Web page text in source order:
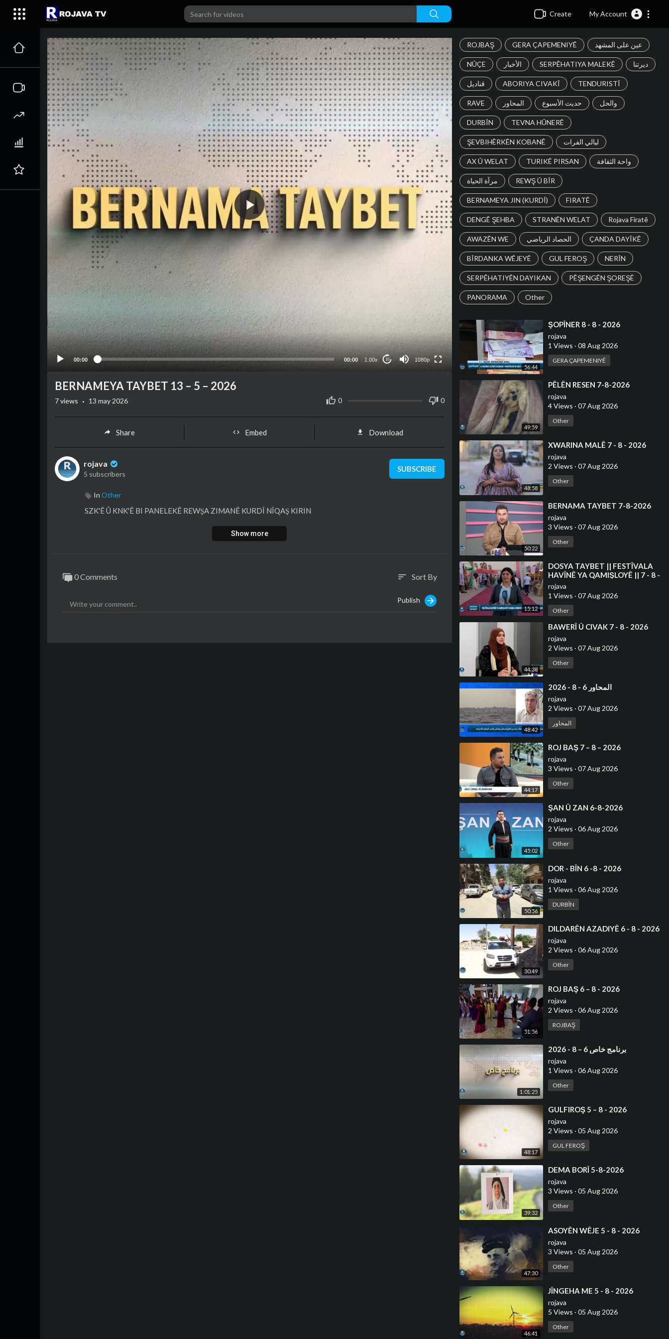
Create My Account
00:00 00:00 1.00x 10 1080p
480p
ROJBAŞ GERA ÇAPEMENIYÊ عين على المشهد
NÛÇE الأخبار SERPÊHATIYA MALEKÊ ديرتنا
قناديل ABORIYA CIVAKÎ TENDURISTÎ
RAVE المحاور حديث الأسبوع والحل
DURBÎN TEVNA HÛNERÊ
ŞEVBIHÊRKÊN KOBANÊ ليالي الفرات
AX Û WELAT TURIKÊ PIRSAN واحة الثقافة
مرآة الحياة REWŞ Û BÎR
BERNAMEYA JIN (KURDÎ) FIRATÊ
DENGÊ ŞEHBA STRANÊN WELAT Rojava Firatê
AWAZÊN WE الحصاد الرياضي ÇANDA DAYÎKÊ
BÎRDANKA WÊJEYÊ GUL FEROŞ NERÎN
SERPÊHATIYÊN DAYIKAN PÊŞENGÊN ŞOREŞÊ
PANORAMA Other
56:44
⁣⁣ŞOPÎNER 8 - 8 - 2026
rojava
1 Views · 08 Aug 2026
GERA ÇAPEMENIYÊ
49:59
⁣PÊLÊN RESEN 7-8-2026
rojava
4 Views · 07 Aug 2026
Other
48:58
⁣XWARINA MALÊ 7 - 8 - 2026
rojava
2 Views · 07 Aug 2026
Other
50:22
⁣BERNAMA TAYBET 7-8-2026
rojava
3 Views · 07 Aug 2026
Other
15:12
⁣DOSYA TAYBET || FESTÎVALA
HAVÎNÊ YA QAMIŞLOYÊ || 7 - 8 -
2026
rojava
1 Views · 07 Aug 2026
Other
44:38
⁣BAWERÎ Û CIVAK 7 - 8 - 2026
rojava
2 Views · 07 Aug 2026
Other
48:42
⁣المحاور 6 - 8 - 2026
rojava
2 Views · 07 Aug 2026
المحاور
44:17
⁣ROJ BAŞ 7 – 8 – 2026
rojava
3 Views · 07 Aug 2026
Other
45:02
⁣ŞAN Û ZAN 6-8-2026
rojava
2 Views · 06 Aug 2026
Other
50:56
⁣DOR - BÎN 6 -8 - 2026
rojava
1 Views · 06 Aug 2026
DURBÎN
30:49
⁣DILDARÊN AZADIYÊ 6 - 8 - 2026
rojava
2 Views · 06 Aug 2026
Other
51:56
⁣ROJ BAŞ 6 – 8 - 2026
rojava
2 Views · 06 Aug 2026
ROJBAŞ
1:01:25
⁣برنامج خاص 6 – 8 - 2026
rojava
1 Views · 06 Aug 2026
Other
48:17
⁣GULFIROŞ 5 – 8 - 2026
rojava
2 Views · 05 Aug 2026
GUL FEROŞ
39:32
⁣DEMA BORÎ 5-8-2026
rojava
3 Views · 05 Aug 2026
Other
47:30
⁣ASOYÊN WÊJE 5 - 8 - 2026
rojava
3 Views · 05 Aug 2026
Other
46:41
⁣JÎNGEHA ME 5 - 8 - 2026
rojava
5 Views · 05 Aug 2026
Other
⁣BERNAMEYA TAYBET 13 – 5 – 2026
0 0
7views · 13 may 2026
Share Embed Download
rojava
5 subscribers
SUBSCRIBE
In Other
SZK'Ê Û KNK'Ê BI PANELEKÊ REWŞA ZIMANÊ KURDÎ NÎQAŞ KIRIN
Show more
0 Comments sort Sort By
Publish